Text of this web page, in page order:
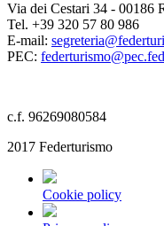
Via dei Cestari 34 - 00186
Tel. +39 320 57 80 986
E-mail:
PEC:
c.f. 96269080584
2017 Federturismo
Cookie policy